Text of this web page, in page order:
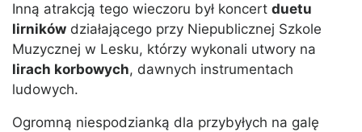
Inną atrakcją tego wieczoru był koncert duetu
lirników działającego przy Niepublicznej Szkole
Muzycznej w Lesku, którzy wykonali utwory na
lirach korbowych, dawnych instrumentach
ludowych.
Ogromną niespodzianką dla przybyłych na galę